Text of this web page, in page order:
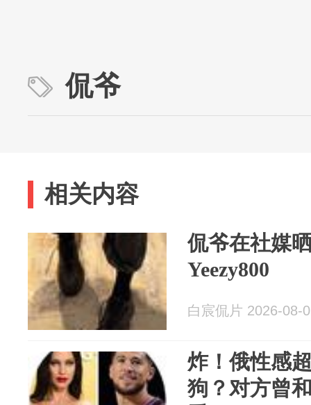
侃爷
相关内容
侃爷在社媒
Yeezy800
白宸侃片 2026-08-
炸！俄性感
狗？对方曾